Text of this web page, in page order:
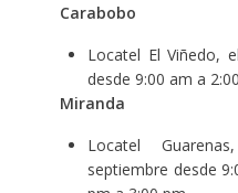
Carabobo
Locatel El Viñedo,
desde 9:00 am a
Miranda
Locatel
septiembre desde